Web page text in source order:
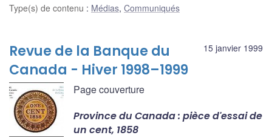
Type(s) de contenu : Médias, Communiqués
15 janvier 1999
Revue de la Banque du
Canada - Hiver 1998–1999
Page couverture
Province du Canada : pièce d'essai de
un cent, 1858